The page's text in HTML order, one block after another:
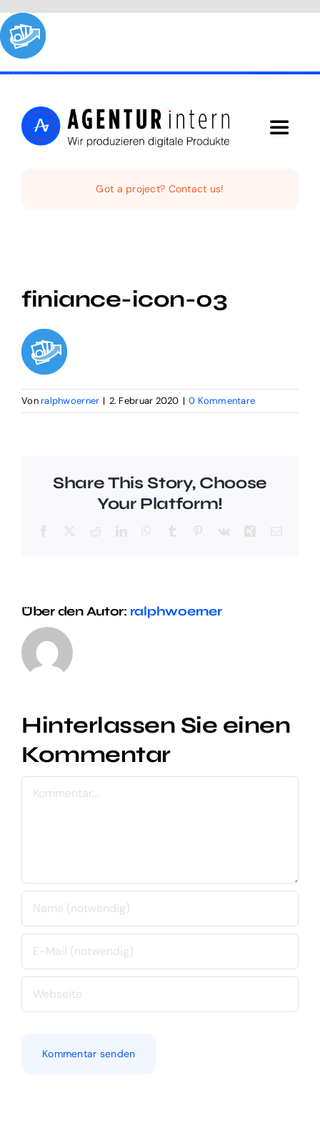
Skip
to
content
Toggle
Kontakt
Impressum
Got a project? Contact us!
finiance-icon-03
Vonralphwoerner | 2. Februar 2020 | 0 Kommentare
Share This Story, Choose
Your Platform!
Facebook RedditLinkedInWhatsApp
Tumblr Pinterest
Vk XingE-
Über den Autor: ralphwoerner
Hinterlassen Sie einen
Kommentar
Kommentar